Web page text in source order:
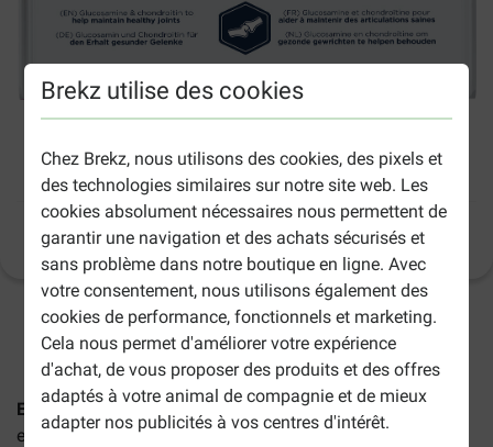
Brekz utilise des cookies
Chez Brekz, nous utilisons des cookies, des pixels et
des technologies similaires sur notre site web. Les
cookies absolument nécessaires nous permettent de
garantir une navigation et des achats sécurisés et
sans problème dans notre boutique en ligne. Avec
votre consentement, nous utilisons également des
cookies de performance, fonctionnels et marketing.
Cela nous permet d'améliorer votre expérience
d'achat, de vous proposer des produits et des offres
adaptés à votre animal de compagnie et de mieux
adapter nos publicités à vos centres d'intérêt.
Eukanuba Breed Specific Berger Allemand
pour chien
( 54) Informations sur le produit
2-5 jours ouvrables estimés, sauf indication contraire.
Eukanuba Breed Spécifique Berger Allemand pour chien
est une nourriture adaptée spécialement développée pour